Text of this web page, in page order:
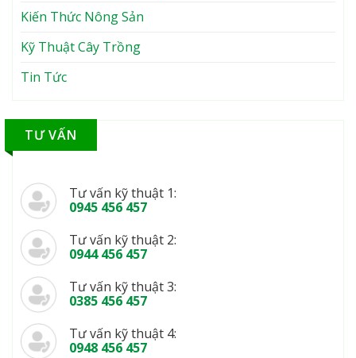
Kiến Thức Nông Sản
Kỹ Thuật Cây Trồng
Tin Tức
TƯ VẤN
Tư vấn kỹ thuật 1:
0945 456 457
Tư vấn kỹ thuật 2:
0944 456 457
Tư vấn kỹ thuật 3:
0385 456 457
Tư vấn kỹ thuật 4:
0948 456 457